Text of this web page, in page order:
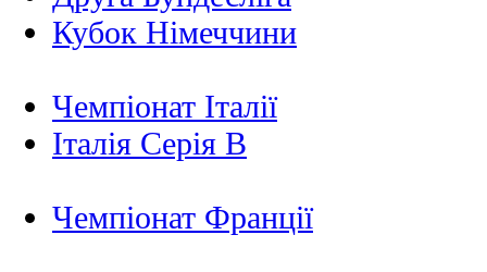
Кубок Німеччини
Чемпіонат Італії
Італія Серія B
Чемпіонат Франції